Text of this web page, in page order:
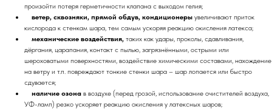
произойти потеря герметичности клапана с выходом гелия;
ветер, сквозняки, прямой обдув, кондиционеры увеличивают приток
кислорода к стенкам шара, тем самым ускоряя реакцию окисления латекса;
механические воздействия, таких как удары, проколы, сдавливания,
дёргания, царапания, контакт с пылью, загрязнёнными, острыми или
шероховатыми поверхностями, воздействие химическими составами, нахождение
на ветру и т.п. повреждают тонкие стенки шара – шар лопается или быстро
сдувается;
наличие озона в воздухе (перед грозой, использование очистителей воздуха,
УФ-ламп) резко ускоряет реакцию окисления у латексных шаров;